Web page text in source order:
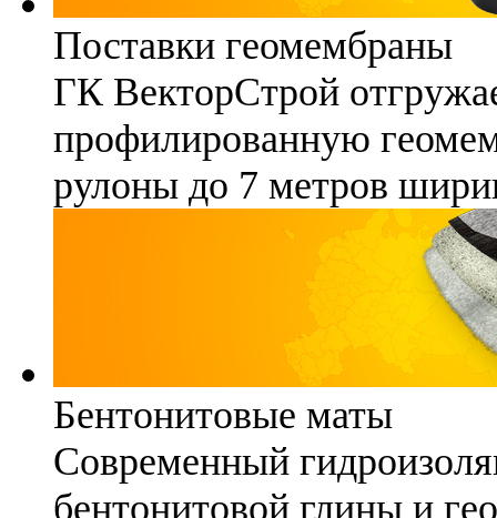
Поставки геомембраны
ГК ВекторСтрой
профилированную
рулоны до 7 метров
Бентонитовые маты
Современный
бентонитовой глины и